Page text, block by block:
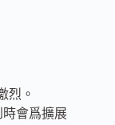
烈。
時會爲擴展